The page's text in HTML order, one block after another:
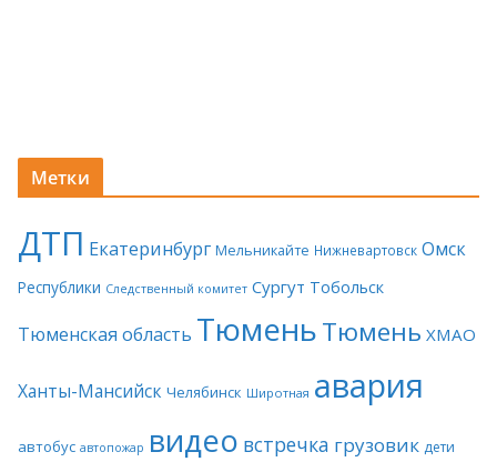
Метки
ДТП Екатеринбург Мельникайте Нижневартовск Омск
Республики Следственный комитет Сургут Тобольск
Тюменская область ТюменьТюмень ХМАО
Ханты-Мансийск Челябинск Широтная авария
автобус автопожар видео встречка грузовик дети